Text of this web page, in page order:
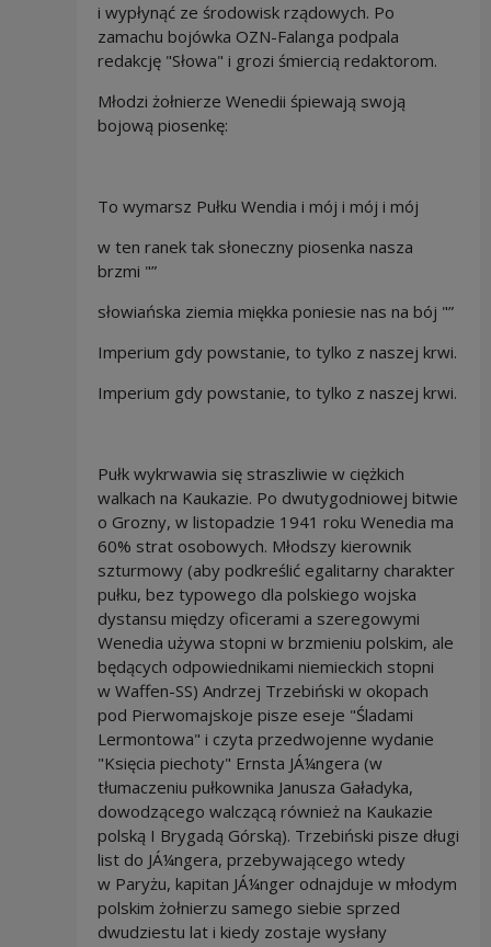
i wypłynąć ze środowisk rządowych. Po
zamachu bojówka OZN-Falanga podpala
redakcję "Słowa" i grozi śmiercią redaktorom.
Młodzi żołnierze Wenedii śpiewają swoją
bojową piosenkę:
To wymarsz Pułku Wendia i mój i mój i mój
w ten ranek tak słoneczny piosenka nasza
brzmi "”
słowiańska ziemia miękka poniesie nas na bój "”
Imperium gdy powstanie, to tylko z naszej krwi.
Imperium gdy powstanie, to tylko z naszej krwi.
Pułk wykrwawia się straszliwie w ciężkich
walkach na Kaukazie. Po dwutygodniowej bitwie
o Grozny, w listopadzie 1941 roku Wenedia ma
60% strat osobowych. Młodszy kierownik
szturmowy (aby podkreślić egalitarny charakter
pułku, bez typowego dla polskiego wojska
dystansu między oficerami a szeregowymi
Wenedia używa stopni w brzmieniu polskim, ale
będących odpowiednikami niemieckich stopni
w Waffen-SS) Andrzej Trzebiński w okopach
pod Pierwomajskoje pisze eseje "Śladami
Lermontowa" i czyta przedwojenne wydanie
"Księcia piechoty" Ernsta JÁ¼ngera (w
tłumaczeniu pułkownika Janusza Gaładyka,
dowodzącego walczącą również na Kaukazie
polską I Brygadą Górską). Trzebiński pisze długi
list do JÁ¼ngera, przebywającego wtedy
w Paryżu, kapitan JÁ¼nger odnajduje w młodym
polskim żołnierzu samego siebie sprzed
dwudziestu lat i kiedy zostaje wysłany